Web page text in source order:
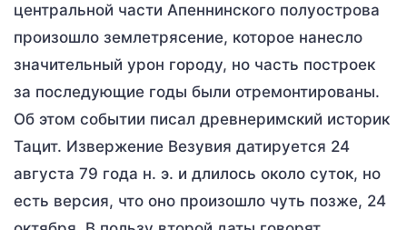
центральной части Апеннинского полуострова
произошло землетрясение, которое нанесло
значительный урон городу, но часть построек
за последующие годы были отремонтированы.
Об этом событии писал древнеримский историк
Тацит. Извержение Везувия датируется 24
августа 79 года н. э. и длилось около суток, но
есть версия, что оно произошло чуть позже, 24